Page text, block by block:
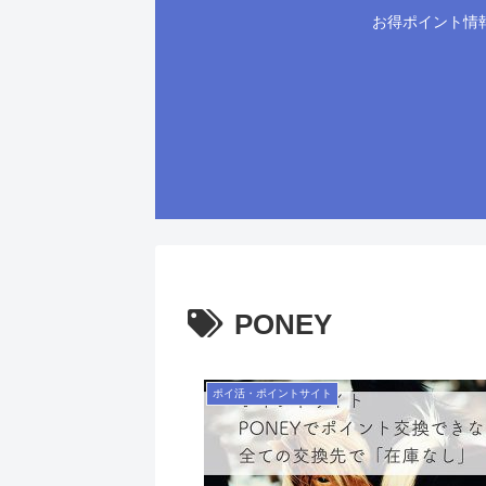
お得ポイント情
PONEY
ポイ活・ポイントサイト